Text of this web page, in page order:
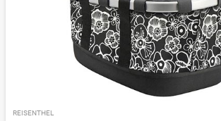
REISENTHEL